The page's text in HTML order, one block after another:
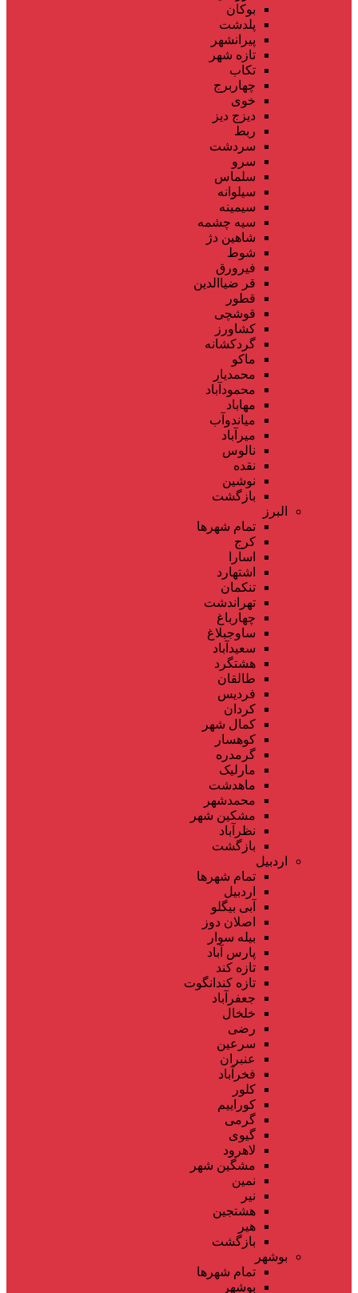
بوکان
پلدشت
پیرانشهر
تازه شهر
تکاب
چهاربرج
خوی
دیزج دیز
ربط
سردشت
سرو
سلماس
سیلوانه
سیمینه
سیه چشمه
شاهین دژ
شوط
فیرورق
قر ضیاالدین
قطور
قوشچی
کشاورز
گردکشانه
ماکو
محمدیار
محمودآباد
مهاباد
میاندوآب
میرآباد
نالوس
نقده
نوشین
بازگشت
البرز
تمام شهر‌ها
کرج
اسارا
اشتهارد
تنکمان
تهراندشت
چهارباغ
ساوجبلاغ
سعیدآباد
هشتگرد
طالقان
فردیس
کردان
کمال شهر
کوهسار
گرمدره
مارلیک
ماهدشت
محمدشهر
مشکین شهر
نظرآباد
بازگشت
اردبیل
تمام شهر‌ها
اردبیل
آبی بیگلو
اصلان دوز
بیله سوار
پارس آباد
تازه کند
تازه کندانگوت
جعفرآباد
خلخال
رضی
سرعین
عنبران
فخرآباد
کلور
کوراییم
گرمی
گیوی
لاهرود
مشگین شهر
نمین
نیر
هشتجین
هیر
بازگشت
بوشهر
تمام شهر‌ها
بوشهر